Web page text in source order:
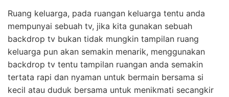
Ruang keluarga, pada ruangan keluarga tentu anda
mempunyai sebuah tv, jika kita gunakan sebuah
backdrop tv bukan tidak mungkin tampilan ruang
keluarga pun akan semakin menarik, menggunakan
backdrop tv tentu tampilan ruangan anda semakin
tertata rapi dan nyaman untuk bermain bersama si
kecil atau duduk bersama untuk menikmati secangkir